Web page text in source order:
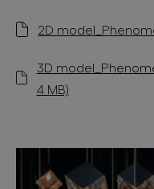
2D
3D
4 MB)